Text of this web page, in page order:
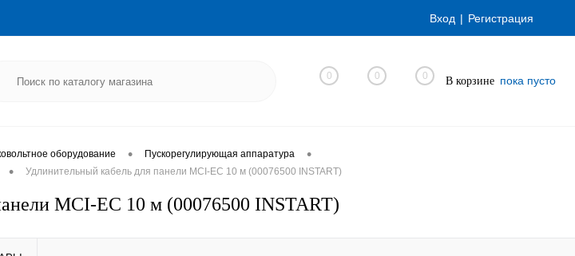
Вход Регистрация
0 0 0 В корзине пока пусто
оборудование • Пускорегулирующая аппаратура •
• Удлинительный кабель для панели MCI-EC 10 м (00076500 INSTART)
MCI-EC 10 м (00076500 INSTART)